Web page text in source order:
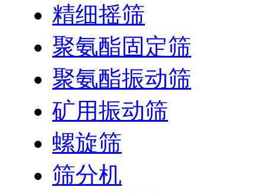
精细摇筛
聚氨酯固定筛
聚氨酯振动筛
矿用振动筛
螺旋筛
筛分机